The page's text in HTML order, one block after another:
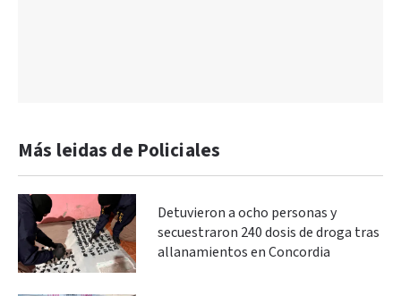
Más leidas de Policiales
Detuvieron a ocho personas y
secuestraron 240 dosis de droga tras
allanamientos en Concordia